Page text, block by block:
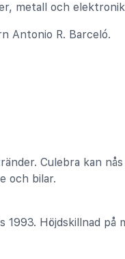
metall och
Antonio R. Barceló.
Culebra kan
och bilar.
1993. Höjdskillnad